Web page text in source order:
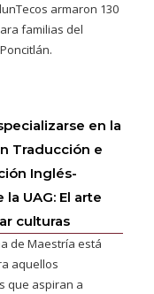
armaron 130
familias del
en la
Traducción e
Inglés-
la UAG: El arte
culturas
de Maestría está
aquellos
que aspiran a